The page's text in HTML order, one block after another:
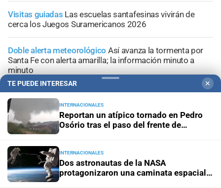
Visitas guiadas Las escuelas santafesinas vivirán de
cerca los Juegos Suramericanos 2026
Doble alerta meteorológico Así avanza la tormenta por
Santa Fe con alerta amarilla; la información minuto a
minuto
TE PUEDE INTERESAR ✕
INTERNACIONALES
Reportan un atípico tornado en Pedro
Osório tras el paso del frente de
INTERNACIONALES
Dos astronautas de la NASA
protagonizaron una caminata espacial